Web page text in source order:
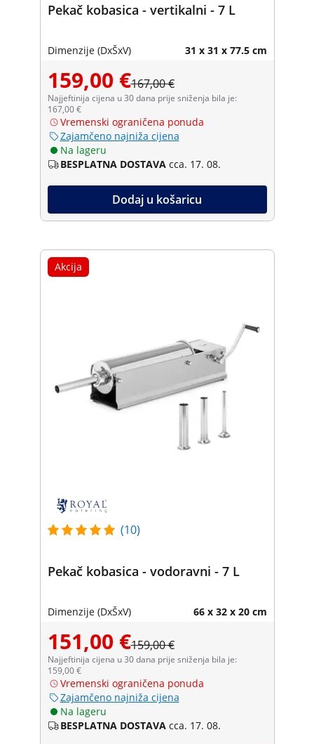
Pekač kobasica - vertikalni - 7 L
Dimenzije (DxŠxV) 31 x 31 x 77.5 cm
159,00 €167,00 €
Najjeftinija cijena u 30 dana prije sniženja bila je:
167,00 €
Vremenski ograničena ponuda
Zajamčeno najniža cijena
Na lageru
BESPLATNA DOSTAVA cca. 17. 08.
Dodaj u košaricu
Akcija
(10)
Pekač kobasica - vodoravni - 7 L
Dimenzije (DxŠxV) 66 x 32 x 20 cm
151,00 €159,00 €
Najjeftinija cijena u 30 dana prije sniženja bila je:
159,00 €
Vremenski ograničena ponuda
Zajamčeno najniža cijena
Na lageru
BESPLATNA DOSTAVA cca. 17. 08.